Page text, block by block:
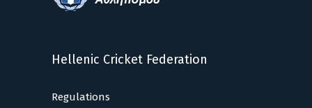
Hellenic Cricket Federation
Regulations